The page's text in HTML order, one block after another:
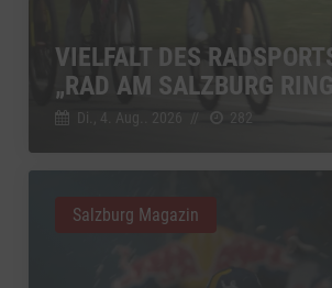
VIELFALT DES
„RAD AM SALZBURG
Di., 4. Aug.. 2026 // 282
Salzburg Magazin